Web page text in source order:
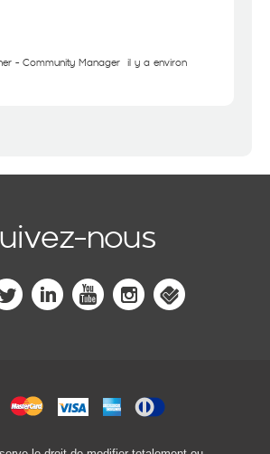
- Community Manager il y a environ
nous